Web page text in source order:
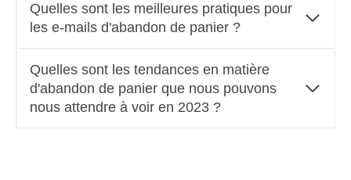
Quelles sont les meilleures pratiques pour
les e-mails d'abandon de panier ?
Quelles sont les tendances en matière
d'abandon de panier que nous pouvons
nous attendre à voir en 2023 ?